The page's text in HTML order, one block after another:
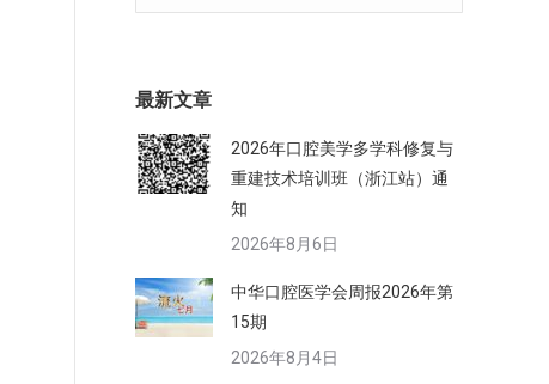
最新文章
2026年口腔美学多学科修复与
重建技术培训班（浙江站）通
知
2026年8月6日
中华口腔医学会周报2026年第
15期
2026年8月4日